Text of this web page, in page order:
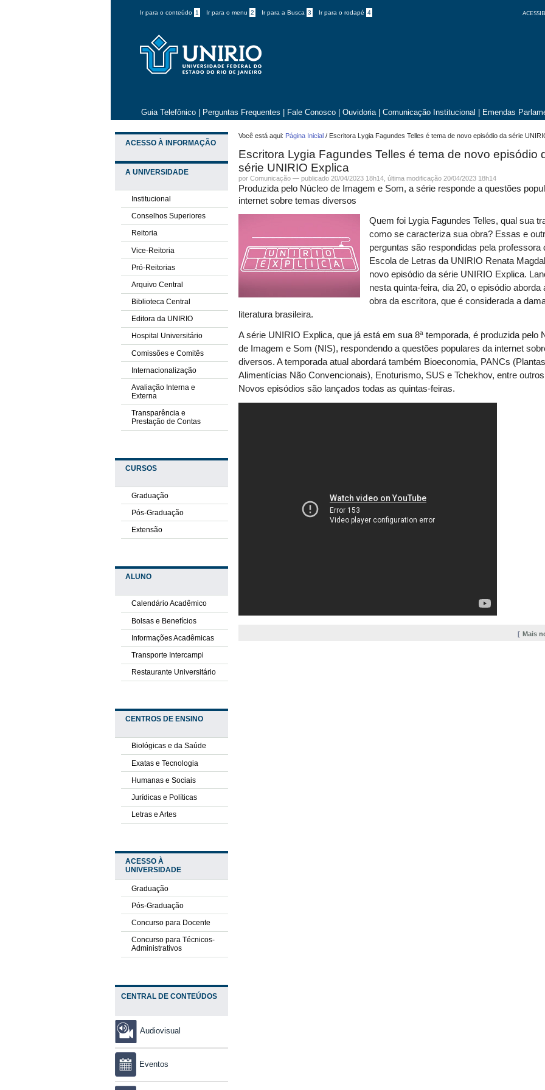
Ir para o conteúdo 1 Ir para o menu 2 Ir para a Busca 3 Ir para o rodapé 4
Guia Telefônico Perguntas Frequentes Fale Conosco Ouvidoria Comunicação Institucional Emendas
ACESSO À INFORMAÇÃO
A UNIVERSIDADE
Institucional
Conselhos Superiores
Reitoria
Vice-Reitoria
Pró-Reitorias
Arquivo Central
Biblioteca Central
Editora da UNIRIO
Hospital Universitário
Comissões e Comitês
Internacionalização
Avaliação Interna e
Externa
Transparência e
Prestação de Contas
CURSOS
Graduação
Pós-Graduação
Extensão
ALUNO
Calendário Acadêmico
Bolsas e Benefícios
Informações Acadêmicas
Transporte Intercampi
Restaurante Universitário
CENTROS DE ENSINO
Biológicas e da Saúde
Exatas e Tecnologia
Humanas e Sociais
Jurídicas e Políticas
Letras e Artes
ACESSO À
UNIVERSIDADE
Graduação
Pós-Graduação
Concurso para Docente
Concurso para Técnicos-
Administrativos
CENTRAL DE CONTEÚDOS
Audiovisual
Eventos
Você está aqui: Página Inicial / Escritora Lygia Fagundes Telles é tema de novo episódio da série
Escritora Lygia Fagundes Telles é tema de novo episódio
série UNIRIO Explica
porComunicação —publicado 20/04/2023 18h14,última modificação 20/04/2023 18h14
Produzida pelo Núcleo de Imagem e Som, a série responde a questões
internet sobre temas diversos
Quem foi Lygia Fagundes Telles, qual sua
como se caracteriza sua obra? Essas e
perguntas são respondidas pela professora
Escola de Letras da UNIRIO Renata
novo episódio da série UNIRIO Explica.
nesta quinta-feira, dia 20, o episódio aborda
obra da escritora, que é considerada a
literatura brasileira.
A série UNIRIO Explica, que já está em sua 8ª temporada, é produzida pelo
de Imagem e Som (NIS), respondendo a questões populares da internet
diversos. A temporada atual abordará também Bioeconomia, PANCs (Plantas
Alimentícias Não Convencionais), Enoturismo, SUS e Tchekhov, entre
Novos episódios são lançados todas as quintas-feiras.
Mais